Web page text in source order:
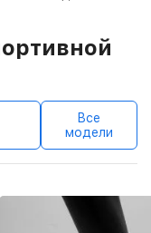
Все
модели